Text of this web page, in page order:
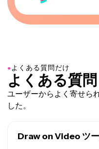
● よくある質問だけ
よくある質問
ユーザーからよく寄せら
した。
Draw on Video ツ